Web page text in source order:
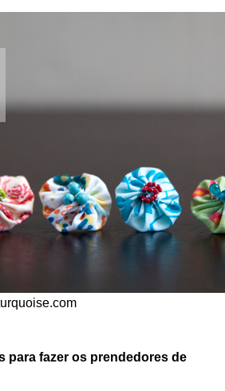
para fazer os prendedores de